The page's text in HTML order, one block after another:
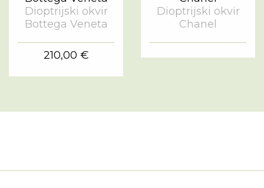
Dioptrijski okvir
Bottega Veneta
210,00 €
Dioptrijski okvir
Chanel